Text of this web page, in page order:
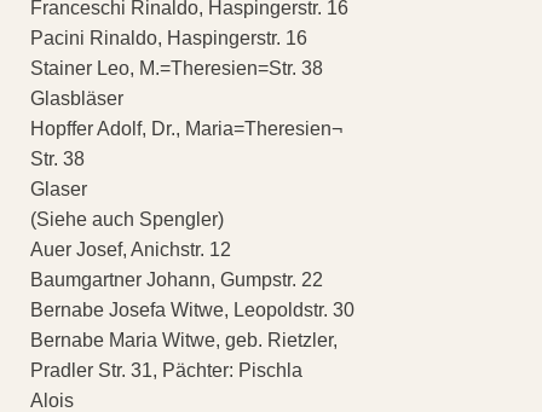
Franceschi Rinaldo, Haspingerstr. 16
Pacini Rinaldo, Haspingerstr. 16
Stainer Leo, M.=Theresien=Str. 38
Glasbläser
Hopffer Adolf, Dr., Maria=Theresien¬
Str. 38
Glaser
(Siehe auch Spengler)
Auer Josef, Anichstr. 12
Baumgartner Johann, Gumpstr. 22
Bernabe Josefa Witwe, Leopoldstr. 30
Bernabe Maria Witwe, geb. Rietzler,
Pradler Str. 31, Pächter: Pischla
Alois